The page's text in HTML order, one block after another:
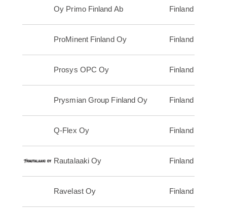
Oy Primo Finland Ab Finland
ProMinent Finland Oy Finland
Prosys OPC Oy Finland
Prysmian Group Finland Oy Finland
Q-Flex Oy Finland
Rautalaaki Oy Finland
Ravelast Oy Finland